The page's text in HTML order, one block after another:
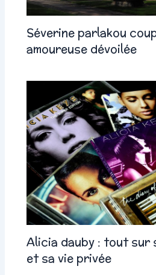
Séverine parlakou
amoureuse dévoilée
Alicia dauby : tout sur
et sa vie privée